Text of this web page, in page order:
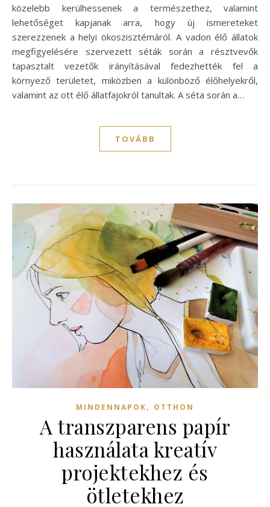
közelebb kerülhessenek a természethez, valamint
lehetőséget kapjanak arra, hogy új ismereteket
szerezzenek a helyi ökoszisztémáról. A vadon élő állatok
megfigyelésére szervezett séták során a résztvevők
tapasztalt vezetők irányításával fedezhették fel a
környező területet, miközben a különböző élőhelyekről,
valamint az ott élő állatfajokról tanultak. A séta során a…
TOVÁBB
MINDENNAPOK, OTTHON
A transzparens papír
használata kreatív
projektekhez és
ötletekhez